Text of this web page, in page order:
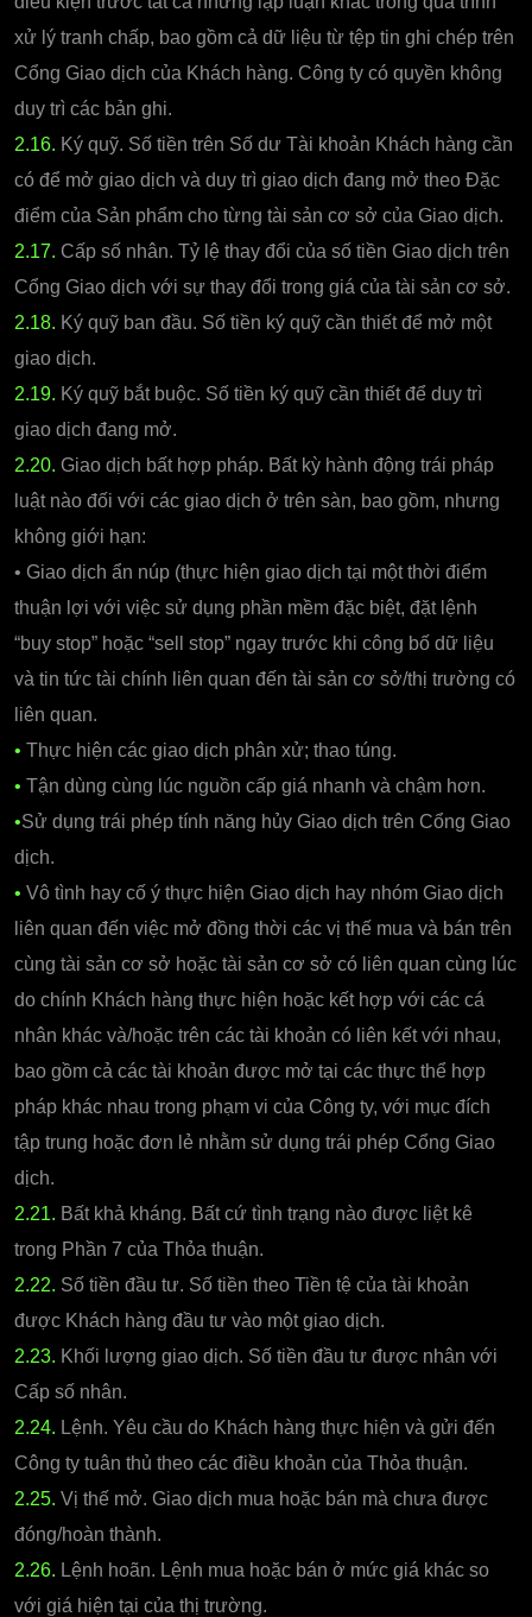
xử lý tranh chấp, bao gồm cả dữ liệu từ tệp tin ghi chép trên
Cổng Giao dịch của Khách hàng. Công ty có quyền không
duy trì các bản ghi.
2.16. Ký quỹ. Số tiền trên Số dư Tài khoản Khách hàng cần
có để mở giao dịch và duy trì giao dịch đang mở theo Đặc
điểm của Sản phẩm cho từng tài sản cơ sở của Giao dịch.
2.17. Cấp số nhân. Tỷ lệ thay đổi của số tiền Giao dịch trên
Cổng Giao dịch với sự thay đổi trong giá của tài sản cơ sở.
2.18. Ký quỹ ban đầu. Số tiền ký quỹ cần thiết để mở một
giao dịch.
2.19. Ký quỹ bắt buộc. Số tiền ký quỹ cần thiết để duy trì
giao dịch đang mở.
2.20. Giao dịch bất hợp pháp. Bất kỳ hành động trái pháp
luật nào đối với các giao dịch ở trên sàn, bao gồm, nhưng
không giới hạn:
• Giao dịch ẩn núp (thực hiện giao dịch tại một thời điểm
thuận lợi với việc sử dụng phần mềm đặc biệt, đặt lệnh
“buy stop” hoặc “sell stop” ngay trước khi công bố dữ liệu
và tin tức tài chính liên quan đến tài sản cơ sở/thị trường có
liên quan.
• Thực hiện các giao dịch phân xử; thao túng.
• Tận dùng cùng lúc nguồn cấp giá nhanh và chậm hơn.
•Sử dụng trái phép tính năng hủy Giao dịch trên Cổng Giao
dịch.
• Vô tình hay cố ý thực hiện Giao dịch hay nhóm Giao dịch
liên quan đến việc mở đồng thời các vị thế mua và bán trên
cùng tài sản cơ sở hoặc tài sản cơ sở có liên quan cùng lúc
do chính Khách hàng thực hiện hoặc kết hợp với các cá
nhân khác và/hoặc trên các tài khoản có liên kết với nhau,
bao gồm cả các tài khoản được mở tại các thực thể hợp
pháp khác nhau trong phạm vi của Công ty, với mục đích
tập trung hoặc đơn lẻ nhằm sử dụng trái phép Cổng Giao
dịch.
2.21. Bất khả kháng. Bất cứ tình trạng nào được liệt kê
trong Phần 7 của Thỏa thuận.
2.22. Số tiền đầu tư. Số tiền theo Tiền tệ của tài khoản
được Khách hàng đầu tư vào một giao dịch.
2.23. Khối lượng giao dịch. Số tiền đầu tư được nhân với
Cấp số nhân.
2.24. Lệnh. Yêu cầu do Khách hàng thực hiện và gửi đến
Công ty tuân thủ theo các điều khoản của Thỏa thuận.
2.25. Vị thế mở. Giao dịch mua hoặc bán mà chưa được
đóng/hoàn thành.
2.26. Lệnh hoãn. Lệnh mua hoặc bán ở mức giá khác so
với giá hiện tại của thị trường.